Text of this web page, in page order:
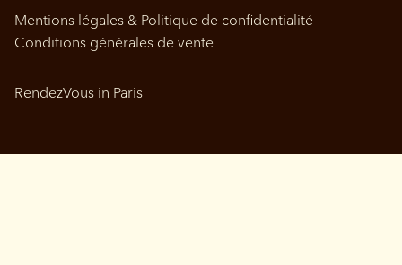
RendezVous in Paris
Mentions légales & Politique de confidentialité
Conditions générales de vente